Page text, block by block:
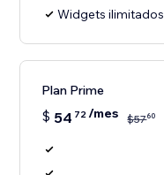
Widgets ilimitados
Plan Prime
$ 54 72/mes $5760